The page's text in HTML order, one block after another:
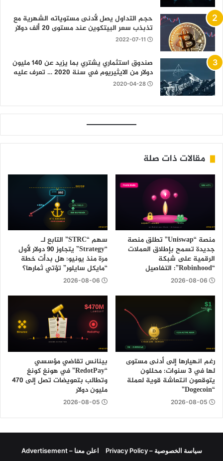
حجم التداول يصل لأدنى مستوياته الشهرية مع
تذبذب سعر البيتكوين عند مستوى 20 ألف دولار
2022-07-11
صندوق استثماري يشتري بما يزيد عن 140 مليون
دولار من الايثيريوم في سنة 2020 … تعرف عليه
2020-04-28
مقالات ذات صلة
منصة “Uniswap” تطلق منصة
جديدة تسمح بإطلاق العملات
الرقمية على شبكة
“Robinhood”: التفاصيل
2026-08-06
سهم “STRC” التابع لـ
“Strategy” يتجاوز 90 دولار لأول
مرة منذ يونيو: هل بدأت خطة
“مايكل سايلور” تؤتي ثمارها؟
2026-08-06
رغم انهيارها إلى أدنى مستوى
لها في 3 سنوات: محللون
يتوقعون انتعاشة قوية لعملة
“Dogecoin”
2026-08-05
بينانس تقاضي مؤسسي
“RedotPay” في هونغ كونغ
وتطالب بتعويضات تصل إلى 470
مليون دولار
2026-08-05
سياسة الخصوصية – Privacy Policy اعلن معنا – Advertisement